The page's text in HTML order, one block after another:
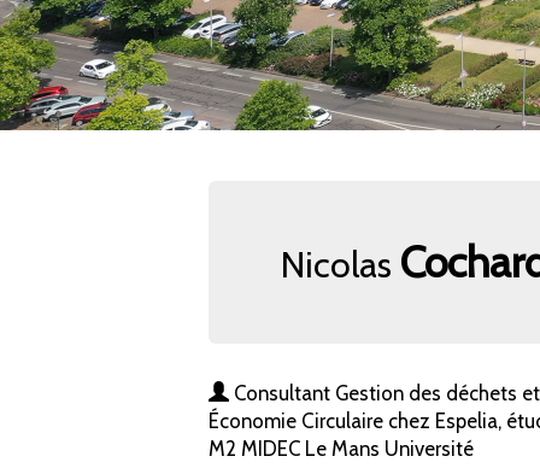
Nicolas
Consultant Gestion des déchets et
Économie Circulaire chez Espelia,
M2 MIDEC Le Mans Université